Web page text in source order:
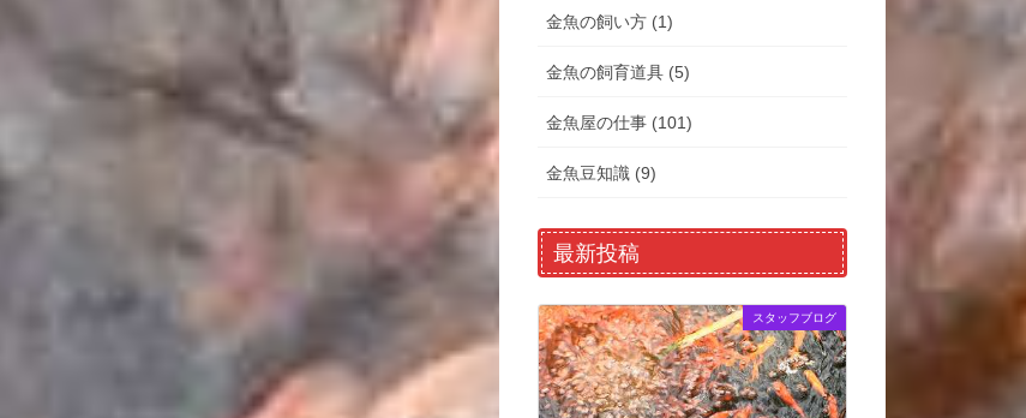
金魚の飼い方 (1)
金魚の飼育道具 (5)
金魚屋の仕事 (101)
金魚豆知識 (9)
最新投稿
スタッフブログ